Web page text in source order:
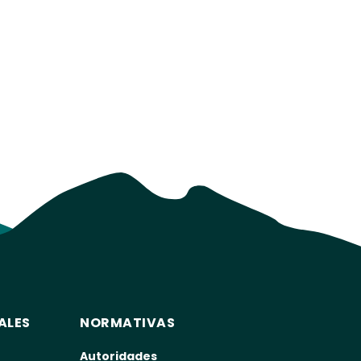
NORMATIVAS
Autoridades